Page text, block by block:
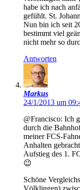
habe ich nach
gefühlt. St.
Nun bin ich seit
bestimmt viel
nicht mehr so
Antworten
Markus
24/1/2013 um
@Francisco: Ich
durch die
meiner FCS-
Anhalten
Aufstieg des 1.
😉
Schöne